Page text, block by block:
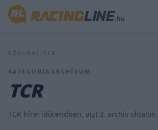
FŐOLDAL TCR
KATEGÓRIAARCHÍVUM
TCR
TCR hírei időrendben, a(z) 3. archív oldalon.